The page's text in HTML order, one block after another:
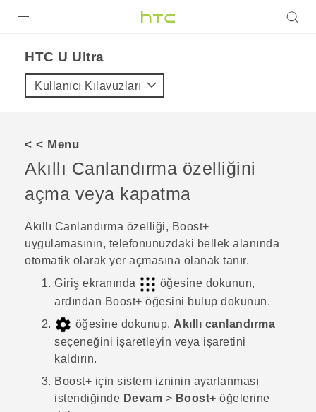
VIVE
VIVERSE
DESTEK
HTC U Ultra‎
Kullanıcı Kılavuzları
< < Menu
Akıllı Canlandırma özelliğini
açma veya kapatma
Akıllı Canlandırma özelliği, Boost+
uygulamasının, telefonunuzdaki bellek alanında
otomatik olarak yer açmasına olanak tanır.
Giriş ekranında
öğesine dokunun,
ardından Boost+ öğesini bulup dokunun.
öğesine dokunup, Akıllı canlandırma
seçeneğini işaretleyin veya işaretini
kaldırın.
Boost+ için sistem izninin ayarlanması
istendiğinde Devam > Boost+ öğelerine